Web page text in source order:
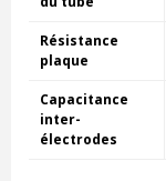
Résistance
plaque
Capacitance
inter-
électrodes